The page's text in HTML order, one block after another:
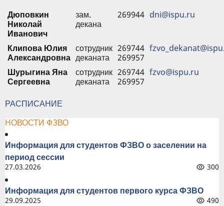
Дюповкин
Николай
Иванович
зам.
декана
269944 dni@ispu.ru
Клипова Юлия
Александровна
сотрудник
деканата
269744
269957
Шурыгина Яна
Сергеевна
сотрудник
деканата
269744
269957
fzvo@ispu.ru
РАСПИСАНИЕ
НОВОСТИ ФЗВО
Информация для студентов ФЗВО о заселении на
период сессии
27.03.2026 300
Информация для студентов первого курса ФЗВО
29.09.2025 490